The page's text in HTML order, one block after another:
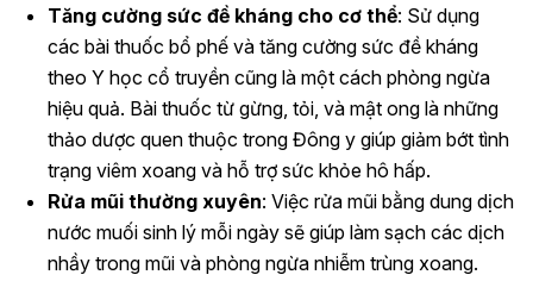
Tăng cường sức đề kháng cho cơ thể: Sử dụng
các bài thuốc bổ phế và tăng cường sức đề kháng
theo Y học cổ truyền cũng là một cách phòng ngừa
hiệu quả. Bài thuốc từ gừng, tỏi, và mật ong là những
thảo dược quen thuộc trong Đông y giúp giảm bớt tình
trạng viêm xoang và hỗ trợ sức khỏe hô hấp.
Rửa mũi thường xuyên: Việc rửa mũi bằng dung dịch
nước muối sinh lý mỗi ngày sẽ giúp làm sạch các dịch
nhầy trong mũi và phòng ngừa nhiễm trùng xoang.